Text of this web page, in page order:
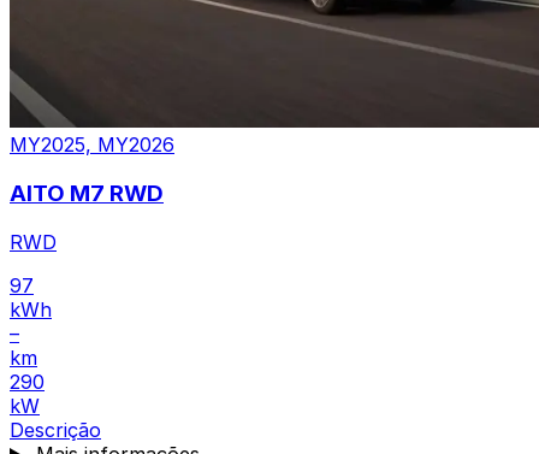
MY2025, MY2026
AITO M7 RWD
RWD
97
kWh
–
km
290
kW
Descrição